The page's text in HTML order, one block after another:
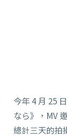
今年 4 月 25
なら》
，MV
總計三天的拍